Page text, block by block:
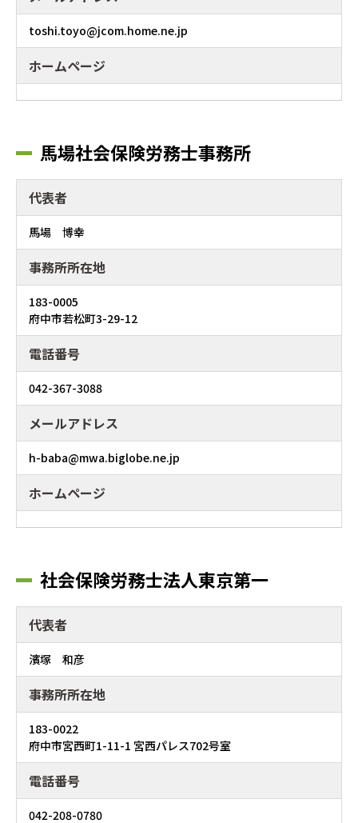
toshi.toyo@jcom.home.ne.jp
ホームページ
馬場社会保険労務士事務所
代表者
馬場 博幸
事務所所在地
183-0005
府中市若松町3-29-12
電話番号
042-367-3088
メールアドレス
h-baba@mwa.biglobe.ne.jp
ホームページ
社会保険労務士法人東京第一
代表者
濱塚 和彦
事務所所在地
183-0022
府中市宮西町1-11-1 宮西パレス702号室
電話番号
042-208-0780